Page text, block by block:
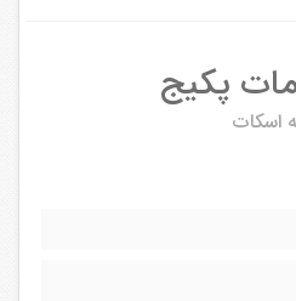
پکیج
اسکات